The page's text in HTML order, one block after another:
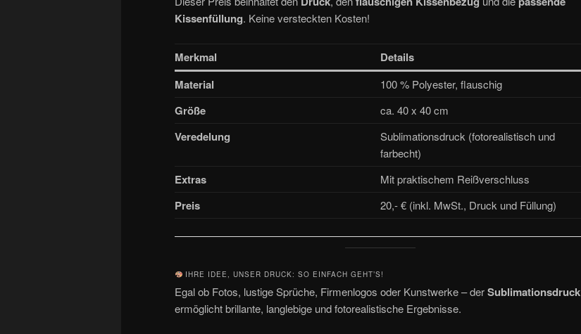
Kissenfüllung. Keine versteckten Kosten!
Merkmal
Details
Material
100 % Polyester, flauschig
Größe ca. 40 x 40 cm
Veredelung
Sublimationsdruck (fotorealistisch und
farbecht)
Extras Mit praktischem Reißverschluss
Preis 20,- € (inkl. MwSt., Druck und Füllung)
IHRE IDEE, UNSER DRUCK: SO EINFACH GEHT’S!
Egal ob Fotos, lustige Sprüche, Firmenlogos oder Kunstwerke – derSublimationsdruck
ermöglicht brillante, langlebige und fotorealistische Ergebnisse.